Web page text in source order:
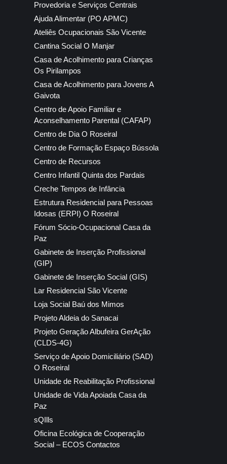
Provedoria e Serviços Centrais
Ajuda Alimentar (PO APMC)
Ateliês Ocupacionais São Vicente
Cantina Social O Manjar
Casa de Acolhimento para Crianças
Os Pirilampos
Casa de Acolhimento para Jovens A
Gaivota
Centro de Apoio Familiar e
Aconselhamento Parental (CAFAP)
Centro de Dia O Roseiral
Centro de Formação Espaço Bússola
Centro de Recursos
Centro Infantil Quinta dos Pardais
Creche Tempos de Infância
Estrutura Residencial para Pessoas
Idosas (ERPI) O Roseiral
Fórum Sócio-Ocupacional Casa da
Paz
Gabinete de Inserção Profissional
(GIP)
Gabinete de Inserção Social (GIS)
Lar Residencial São Vicente
Loja Social Baú dos Mimos
Projeto Aldeia do Sanacai
Projeto Geração Albufeira GerAção
(CLDS-4G)
Serviço de Apoio Domiciliário (SAD)
O Roseiral
Unidade de Reabilitação Profissional
Unidade de Vida Apoiada Casa da
Paz
sQIlls
Oficina Ecológica de Cooperação
Social – ECOS Contactos